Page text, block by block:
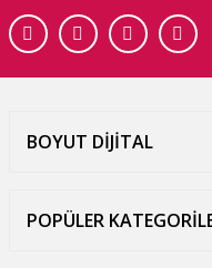
BOYUT DİJİTAL
POPÜLER